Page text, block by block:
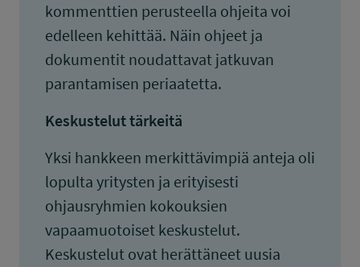
kommenttien perusteella ohjeita voi
edelleen kehittää. Näin ohjeet ja
dokumentit noudattavat jatkuvan
parantamisen periaatetta.
Keskustelut tärkeitä
Yksi hankkeen merkittävimpiä anteja oli
lopulta yritysten ja erityisesti
ohjausryhmien kokouksien
vapaamuotoiset keskustelut.
Keskustelut ovat herättäneet uusia